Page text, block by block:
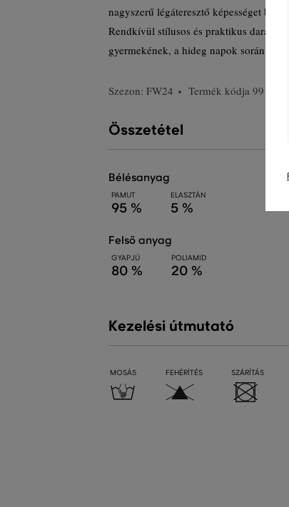
nagyszerű légáteresztő képességet
Rendkívül stílusos és praktikus darab,
gyermekének, a hideg napok során is.
Szezon: FW24 Termék kódja
Összetétel
bélésanyag
PAMUT
95 %
ELASZTÁN
5 %
felső anyag
GYAPJÚ
80 %
POLIAMID
20 %
Kezelési útmutató
MOSÁS FEHÉRÍTÉS SZÁRÍTÁS